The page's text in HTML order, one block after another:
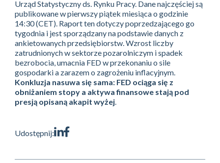
Urząd Statystyczny ds. Rynku Pracy. Dane najczęściej są
publikowane w pierwszy piątek miesiąca o godzinie
14:30 (CET). Raport ten dotyczy poprzedzającego go
tygodnia i jest sporządzany na podstawie danych z
ankietowanych przedsiębiorstw. Wzrost liczby
zatrudnionych w sektorze pozarolniczym i spadek
bezrobocia, umacnia FED w przekonaniu o sile
gospodarki a zarazem o zagrożeniu inflacyjnym.
Konkluzja nasuwa się sama: FED ociąga się z
obniżaniem stopy a aktywa finansowe stają pod
presją opisaną akapit wyżej.
Udostępnij: